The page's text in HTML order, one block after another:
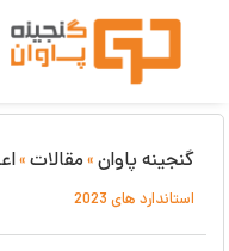
گنجینه پاوان»مقالات»
استاندارد های 2023